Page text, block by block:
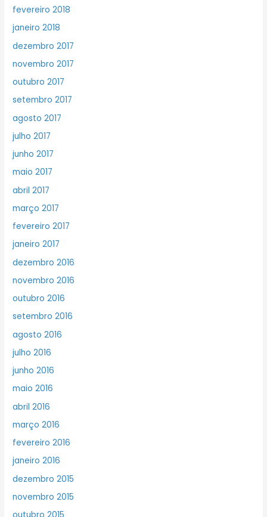
fevereiro 2018
janeiro 2018
dezembro 2017
novembro 2017
outubro 2017
setembro 2017
agosto 2017
julho 2017
junho 2017
maio 2017
abril 2017
março 2017
fevereiro 2017
janeiro 2017
dezembro 2016
novembro 2016
outubro 2016
setembro 2016
agosto 2016
julho 2016
junho 2016
maio 2016
abril 2016
março 2016
fevereiro 2016
janeiro 2016
dezembro 2015
novembro 2015